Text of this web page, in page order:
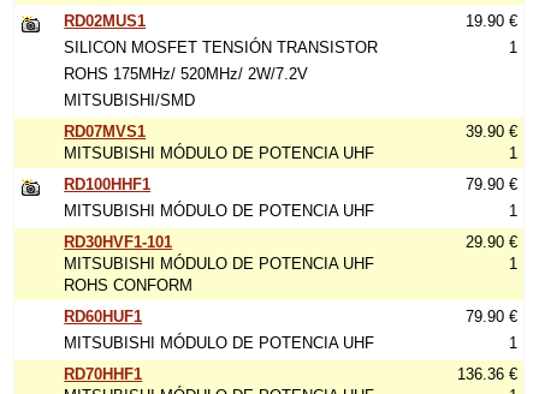
RD02MUS1
SILICON MOSFET TENSIÓN TRANSISTOR
ROHS 175MHz/ 520MHz/ 2W/7.2V
MITSUBISHI/SMD
19.90 €
1
RD07MVS1
MITSUBISHI MÓDULO DE POTENCIA UHF
39.90 €
1
RD100HHF1
MITSUBISHI MÓDULO DE POTENCIA UHF
79.90 €
1
RD30HVF1-101
MITSUBISHI MÓDULO DE POTENCIA UHF
ROHS CONFORM
29.90 €
1
RD60HUF1
MITSUBISHI MÓDULO DE POTENCIA UHF
79.90 €
1
RD70HHF1
136.36 €